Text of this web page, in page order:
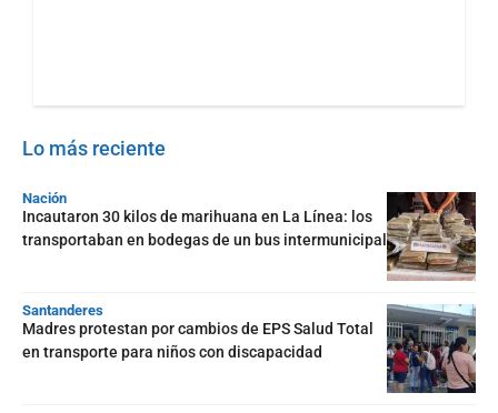
Lo más reciente
Nación
Incautaron 30 kilos de marihuana en La Línea: los
transportaban en bodegas de un bus intermunicipal
Santanderes
Madres protestan por cambios de EPS Salud Total
en transporte para niños con discapacidad